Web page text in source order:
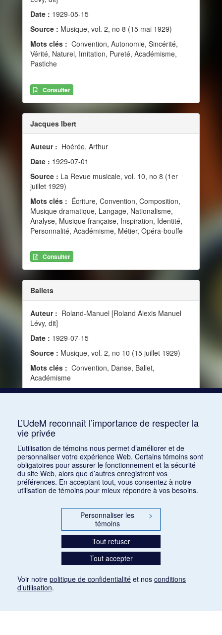
Date : 1929-05-15
Source : Musique, vol. 2, no 8 (15 mai 1929)
Mots clés : Convention, Autonomie, Sincérité,
Vérité, Naturel, Imitation, Pureté, Académisme,
Pastiche
Consulter
Jacques Ibert
Auteur : Hoérée, Arthur
Date : 1929-07-01
Source : La Revue musicale, vol. 10, no 8 (1er
juillet 1929)
Mots clés : Écriture, Convention, Composition,
Musique dramatique, Langage, Nationalisme,
Analyse, Musique française, Inspiration, Identité,
Personnalité, Académisme, Métier, Opéra-bouffe
Consulter
Ballets
Auteur : Roland-Manuel [Roland Alexis Manuel
Lévy, dit]
Date : 1929-07-15
Source : Musique, vol. 2, no 10 (15 juillet 1929)
Mots clés : Convention, Danse, Ballet,
Académisme
1 2
L’UdeM reconnaît l’importance de respecter la
vie privée
L’utilisation de témoins nous permet d’améliorer et de
personnaliser votre expérience Web. Certains témoins sont
obligatoires pour assurer le fonctionnement et la sécurité
du site Web, alors que d’autres enregistrent vos
préférences. En acceptant tout, vous consentez à notre
utilisation de témoins pour mieux répondre à vos besoins.
Personnaliser les
témoins
>
Tout refuser
Tout accepter
Voir notre politique de confidentialité et nos conditions
d’utilisation.